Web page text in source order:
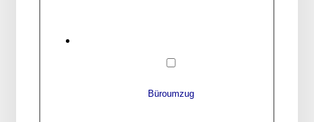
Büroumzug